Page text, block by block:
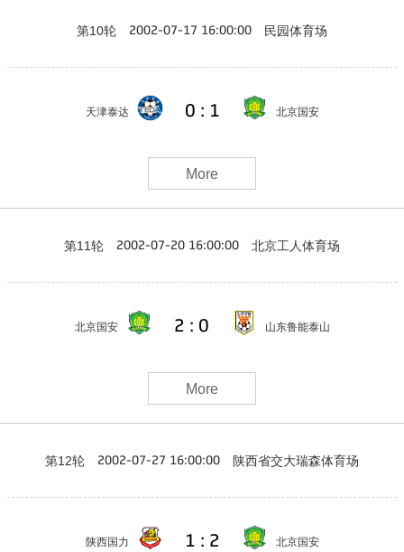
第10轮 2002-07-17 16:00:00 民园体育场
天津泰达 0 : 1 北京国安
More
第11轮 2002-07-20 16:00:00 北京工人体育场
北京国安 2 : 0 山东鲁能泰山
More
第12轮 2002-07-27 16:00:00 陕西省交大瑞森体育场
陕西国力 1 : 2 北京国安